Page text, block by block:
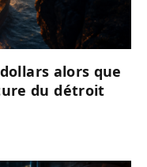
alors que
du détroit